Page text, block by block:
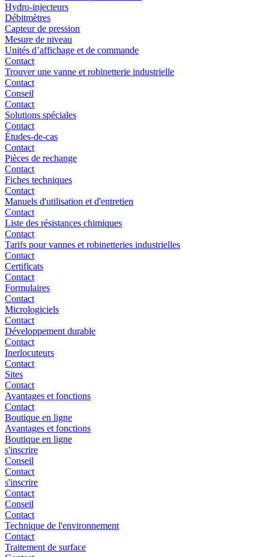
Hydro-injecteurs
Débitmètres
Capteur de pression
Mesure de niveau
Unités d’affichage et de commande
Contact
Trouver une vanne et robinetterie industrielle
Contact
Conseil
Contact
Solutions spéciales
Contact
Études-de-cas
Contact
Pièces de rechange
Contact
Fiches techniques
Contact
Manuels d'utilisation et d'entretien
Contact
Liste des résistances chimiques
Contact
Tarifs pour vannes et robinetteries industrielles
Contact
Certificats
Contact
Formulaires
Contact
Micrologiciels
Contact
Développement durable
Contact
Inerlocuteurs
Contact
Sites
Contact
Avantages et fonctions
Contact
Boutique en ligne
Avantages et fonctions
Boutique en ligne
s'inscrire
Conseil
Contact
s'inscrire
Contact
Conseil
Contact
Technique de l'environnement
Contact
Traitement de surface